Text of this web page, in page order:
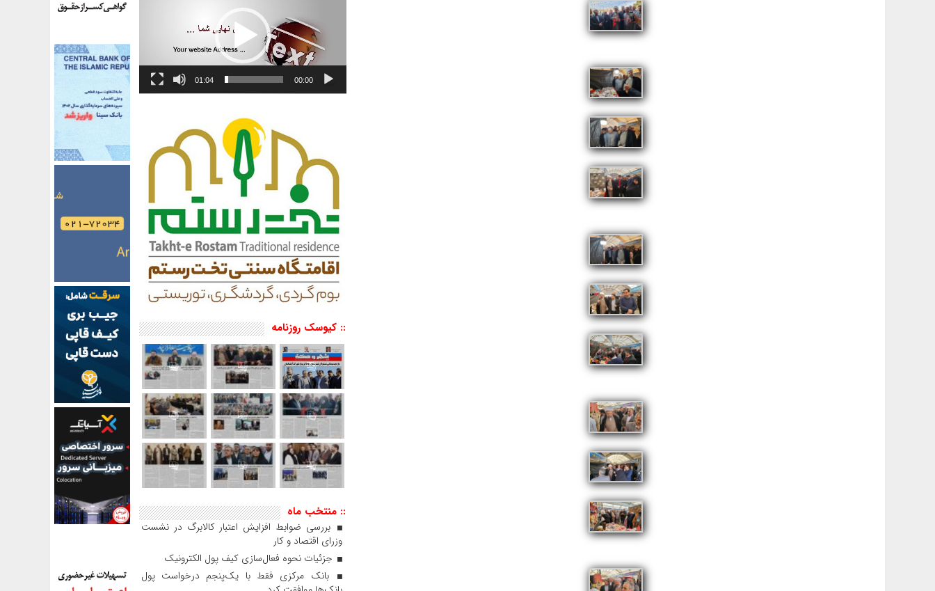
00:00
01:04
:: کیوسک روزنامه
:: منتخب ماه
بررسی ضوابط افزایش اعتبار کالابرگ در نشست
وزرای اقتصاد و کار
جزئیات نحوه فعال‌سازی کیف پول الکترونیک
بانک مرکزی فقط با یک‌‎پنجم درخواست پول